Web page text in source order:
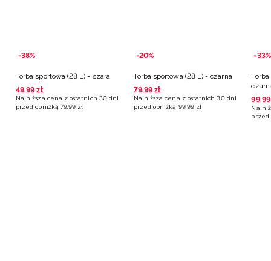
-38%
Torba sportowa (28 L) - szara
49,99 zł
Najniższa cena z ostatnich 30 dni
przed obniżką 79,99 zł
-20%
Torba sportowa (28 L) - czarna
79,99 zł
Najniższa cena z ostatnich 30 dni
przed obniżką 99,99 zł
-33%
99,99
przed